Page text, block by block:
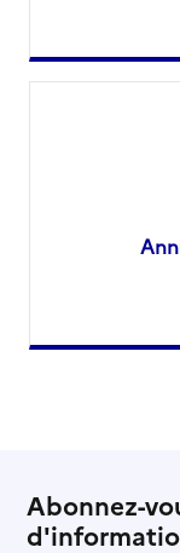
Abonnez-